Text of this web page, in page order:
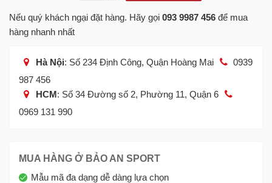
Nếu quý khách ngại đặt hàng. Hãy gọi 093 9987 456 để mua
hàng nhanh nhất
Hà Nội: Số 234 Định Công, Quận Hoàng Mai
0939
987 456
HCM: Số 34 Đường số 2, Phường 11, Quận 6
0969 131 990
MUA HÀNG Ở BẢO AN SPORT
Mẫu mã đa dạng dễ dàng lựa chọn